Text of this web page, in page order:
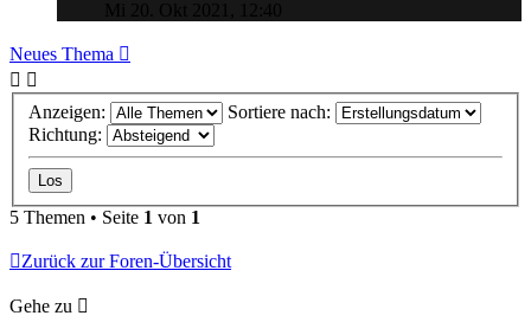
Neues Thema
Anzeigen:
Sortiere nach:
Richtung:
5 Themen • Seite 1 von 1
Zurück zur Foren-Übersicht
Gehe zu